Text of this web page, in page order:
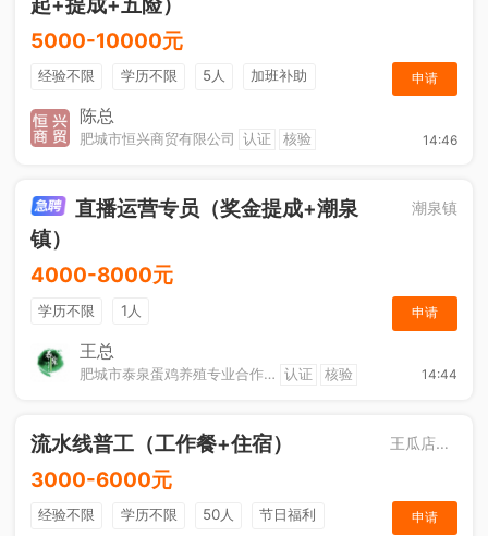
5000-10000元
经验不限 学历不限 5人
加班补助
综合补贴
社保五险
申请
陈总
肥城市恒兴商贸有限公司 认证 核验 14:46
直播运营专员（奖金提成+潮泉
镇）
潮泉镇
4000-8000元
学历不限 1人 申请
王总
肥城市泰泉蛋鸡养殖专业合作社 认证 核验 14:44
流水线普工（工作餐+住宿） 王瓜店街道
3000-6000元
经验不限 学历不限 50人 节日福利 申请